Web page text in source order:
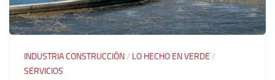
INDUSTRIA CONSTRUCCIÓN/ LO HECHO EN VERDE /
SERVICIOS